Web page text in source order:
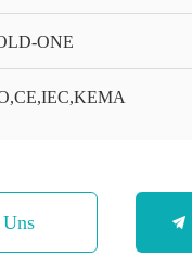
ONE